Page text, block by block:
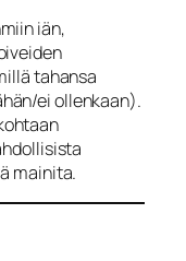
iän,
tahansa
ei ollenkaan).
mainita.